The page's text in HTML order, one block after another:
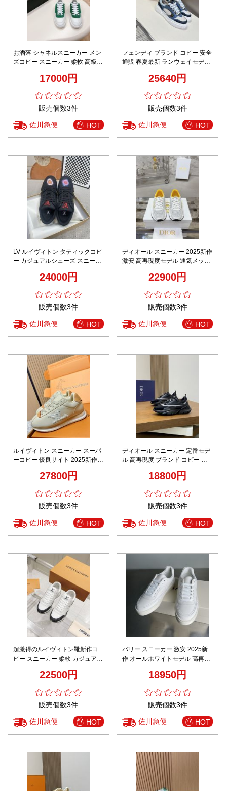
お洒落 シャネルスニーカー メン
ズコピー スニーカー 柔軟 高級品
17000円
販売個数3件
佐川急便 HOT
フェンディ ブランド コピー 安全
通販 春夏最新 ランウェイモデル
25640円
販売個数3件
佐川急便 HOT
LV ルイヴィトン タティックコピ
ー カジュアルシューズ スニーカ
24000円
販売個数3件
佐川急便 HOT
ディオール スニーカー 2025新作
激安 高再現度モデル 通気メッシ
テール 即納対応22900円
販売個数3件
佐川急便 HOT
ルイヴィトン スニーカー スーパ
ーコピー 優良サイト 2025新作
仕上げ ブランド コピー 激安 高
27800円
販売個数3件
佐川急便 HOT
ディオール スニーカー 定番モデ
ル 高再現度 ブランド コピー 精
使用 安心サイト 日本倉庫 発送保
18800円
販売個数3件
佐川急便 HOT
超激得のルイヴィトン靴新作コ
ピー スニーカー 柔軟 カジュアル
22500円
販売個数3件
佐川急便 HOT
バリー スニーカー 激安 2025新
作 オールホワイトモデル 高再現
ィテール 追跡可能 発送保証
18950円
販売個数3件
佐川急便 HOT